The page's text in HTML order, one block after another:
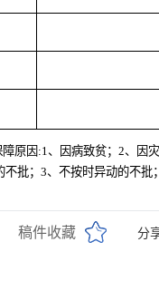
因:1、因病致贫；2、因
批；3、不按时异动的不批
稿件收藏 分